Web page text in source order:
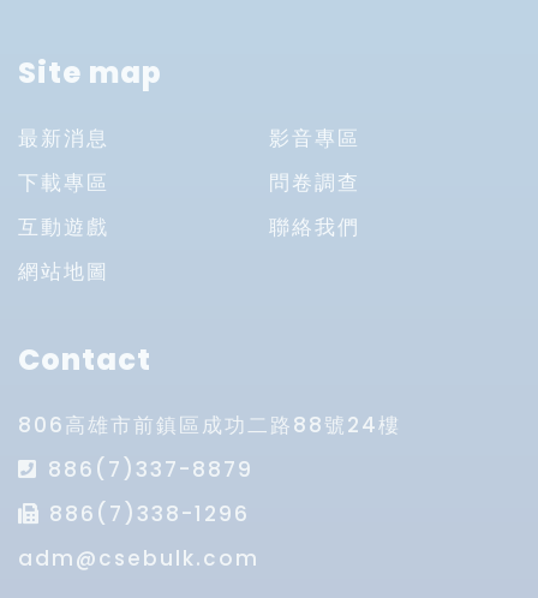
Site map
最新消息
影音專區
下載專區
問卷調查
互動遊戲
聯絡我們
網站地圖
Contact
806高雄市前鎮區成功二路88號24樓
886(7)337-8879
886(7)338-1296
adm@csebulk.com